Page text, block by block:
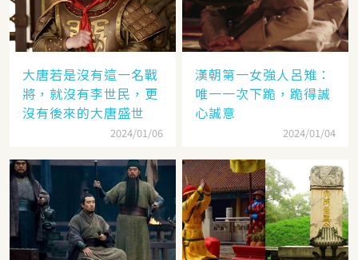
大唐若是沒有這一名戰
將，就沒有李世民，更
沒有後來的大唐盛世
2024/01/06
漢朝第一女強人呂雉：
唯一一次下跪，跪得誠
心誠意
2024/01/04